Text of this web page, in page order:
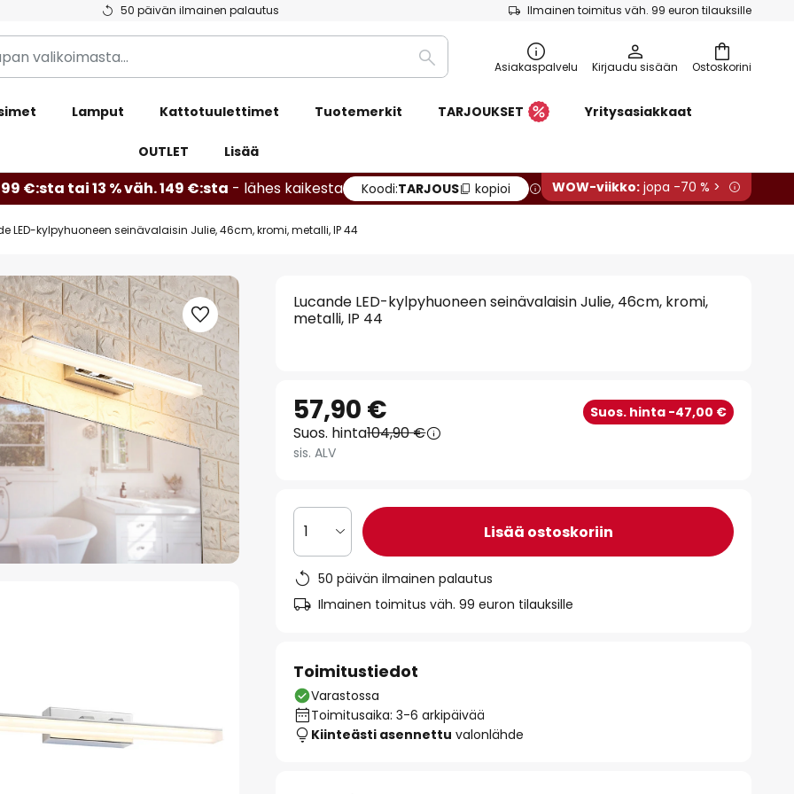
50 päivän ilmainen palautus Ilmainen toimitus väh. 99 euron tilauksille
Ostoskorini
Etsi Asiakaspalvelu Kirjaudu sisään
Lamput Kattotuulettimet Tuotemerkit TARJOUKSET Yritysasiakkaat
OUTLET Lisää
€:sta tai 13 % väh. 149 €:sta - lähes kaikesta Koodi:TARJOUS kopioi WOW-viikko: jopa -70 % >
LED-kylpyhuoneen seinävalaisin Julie, 46cm, kromi, metalli, IP 44
Lucande LED-kylpyhuoneen seinävalaisin Julie, 46cm, kromi,
metalli, IP 44
57,90 € Suos. hinta -47,00 €
Suos. hinta104,90 €
sis. ALV
1 Lisää ostoskoriin
50 päivän ilmainen palautus
Ilmainen toimitus väh. 99 euron tilauksille
Toimitustiedot
Varastossa
Toimitusaika: 3-6 arkipäivää
Kiinteästi asennettu valonlähde